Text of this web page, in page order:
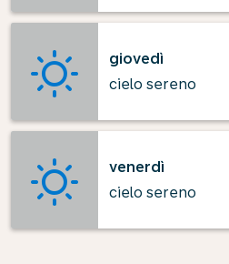
giovedì
cielo sereno
venerdì
cielo sereno